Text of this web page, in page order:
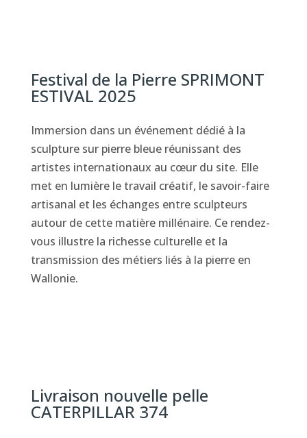
Festival de la Pierre SPRIMONT
ESTIVAL 2025
Immersion dans un événement dédié à la
sculpture sur pierre bleue réunissant des
artistes internationaux au cœur du site. Elle
met en lumière le travail créatif, le savoir-faire
artisanal et les échanges entre sculpteurs
autour de cette matière millénaire. Ce rendez-
vous illustre la richesse culturelle et la
transmission des métiers liés à la pierre en
Wallonie.
Livraison nouvelle pelle
CATERPILLAR 374